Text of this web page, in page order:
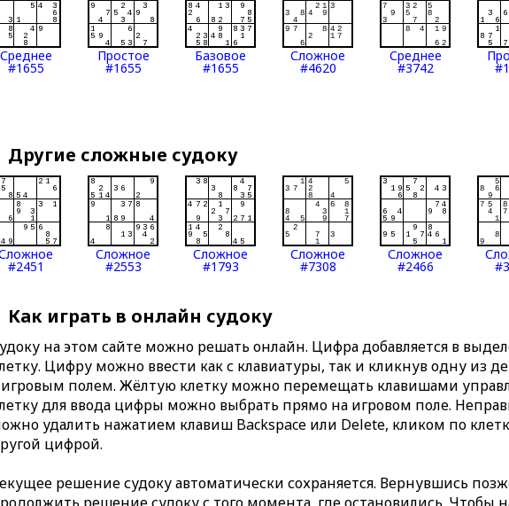
Среднее
#1655
Простое
#1655
Базовое
#1655
Сложное
#4620
Среднее
#3742
Другие сложные судоку
#2451
Сложное
#2553
Сложное
#1793
Сложное
#7308
Сложное
#2466
Как играть в онлайн судоку
на этом сайте можно решать онлайн. Цифра добавляется в
Цифру можно ввести как с клавиатуры, так и кликнув одну из
игровым полем. Жёлтую клетку можно перемещать клавишами
для ввода цифры можно выбрать прямо на игровом поле.
удалить нажатием клавиш Backspace или Delete, кликом по
цифрой.
решение судоку автоматически сохраняется. Вернувшись